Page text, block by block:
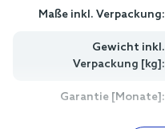
Maße inkl. Verpackung:
Gewicht inkl.
Verpackung [kg]:
Garantie [Monate]: